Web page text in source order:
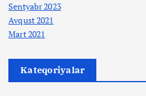
Sentyabr 2023
Avqust 2021
Mart 2021
Kateqoriyalar